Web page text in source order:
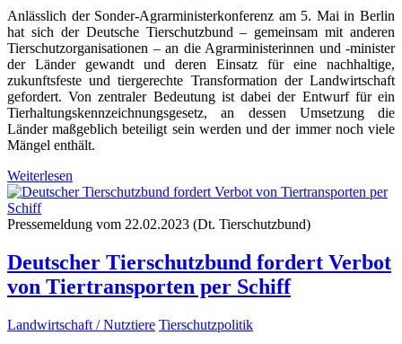
Anlässlich der Sonder-Agrarministerkonferenz am 5. Mai in Berlin
hat sich der Deutsche Tierschutzbund – gemeinsam mit anderen
Tierschutzorganisationen – an die Agrarministerinnen und -minister
der Länder gewandt und deren Einsatz für eine nachhaltige,
zukunftsfeste und tiergerechte Transformation der Landwirtschaft
gefordert. Von zentraler Bedeutung ist dabei der Entwurf für ein
Tierhaltungskennzeichnungsgesetz, an dessen Umsetzung die
Länder maßgeblich beteiligt sein werden und der immer noch viele
Mängel enthält.
Weiterlesen
Pressemeldung vom 22.02.2023 (Dt. Tierschutzbund)
Deutscher Tierschutzbund fordert Verbot
von Tiertransporten per Schiff
Landwirtschaft / Nutztiere Tierschutzpolitik